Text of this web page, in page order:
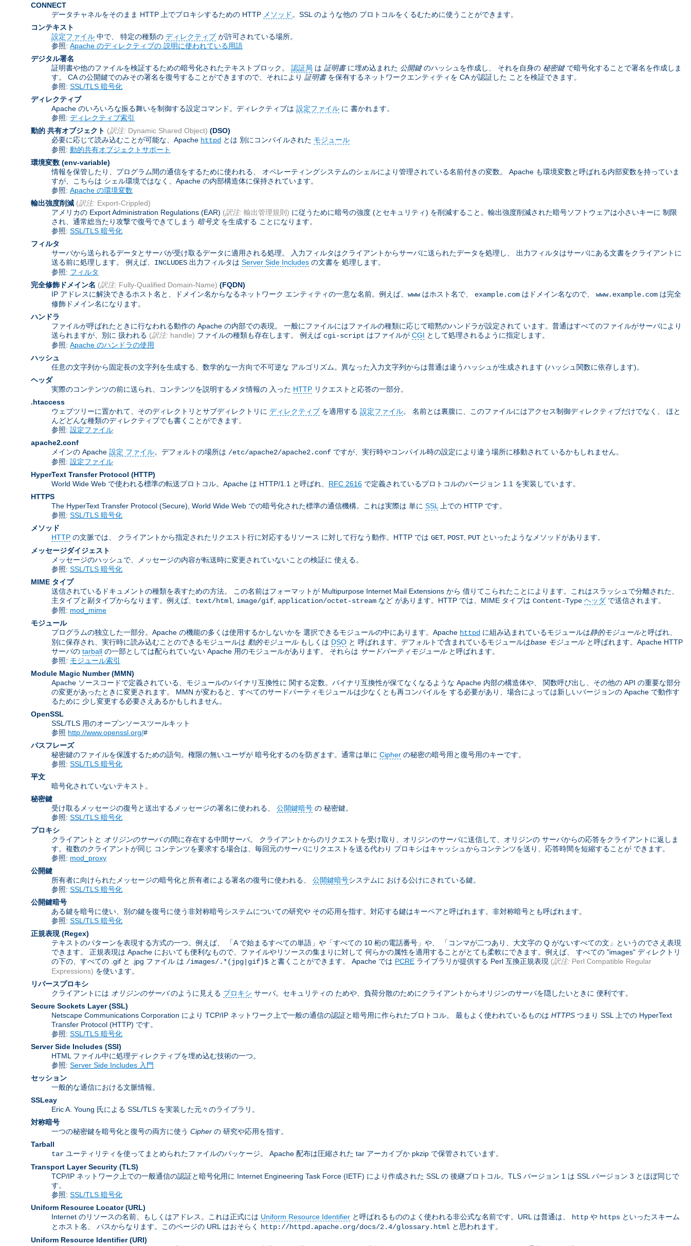
CONNECT
データチャネルをそのまま HTTP 上でプロキシするための HTTP メソッド 。SSL のような他の プロトコルをくるむために使うことができます。
コンテキスト
設定ファイル 中で、 特定の種類の ディレクティブ が許可されている場所。
参照: Apache のディレクティブの 説明に使われている用語
デジタル署名
証明書や他のファイルを検証するための暗号化されたテキストブロック。 認証局 は 証明書に埋め込まれた 公開鍵のハッシュを作成し、 それを自身の 秘密鍵で暗号化することで署名を作成しま
す。 CA の公開鍵でのみその署名を復号することができますので、それにより 証明書を保有するネットワークエンティティを CA が認証した ことを検証できます。
参照: SSL/TLS 暗号化
ディレクティブ
Apache のいろいろな振る舞いを制御する設定コマンド。ディレクティブは 設定ファイル に 書かれます。
参照: ディレクティブ索引
動的 共有オブジェクト (訳注: Dynamic Shared Object) (DSO)
必要に応じて読み込むことが可能な、Apache httpd とは 別にコンパイルされた モジュール
参照: 動的共有オブジェクトサポート
環境変数 (env-variable)
情報を保管したり、プログラム間の通信をするために使われる、 オペレーティングシステムのシェルにより管理されている名前付きの変数。 Apache も環境変数と呼ばれる内部変数を持っていま
すが、こちらは シェル環境ではなく、Apache の内部構造体に保持されています。
参照: Apache の環境変数
輸出強度削減 (訳注: Export-Crippled)
アメリカの Export Administration Regulations (EAR) (訳注: 輸出管理規則) に従うために暗号の強度 (とセキュリティ) を削減すること。輸出強度削減された暗号ソフトウェアは小さいキーに 制限
され、通常総当たり攻撃で復号できてしまう 暗号文を生成する ことになります。
参照: SSL/TLS 暗号化
フィルタ
サーバから送られるデータとサーバが受け取るデータに適用される処理。 入力フィルタはクライアントからサーバに送られたデータを処理し、 出力フィルタはサーバにある文書をクライアントに
送る前に処理します。 例えば、 INCLUDES 出力フィルタは Server Side Includes の文書を 処理します。
参照: フィルタ
完全修飾ドメイン名 (訳注: Fully-Qualified Domain-Name) (FQDN)
IP アドレスに解決できるホスト名と、ドメイン名からなるネットワーク エンティティの一意な名前。例えば、 wwwはホスト名で、 example.com はドメイン名なので、 www.example.com は完全
修飾ドメイン名になります。
ハンドラ
ファイルが呼ばれたときに行なわれる動作の Apache の内部での表現。 一般にファイルにはファイルの種類に応じて暗黙のハンドラが設定されて います。普通はすべてのファイルがサーバにより
送られますが、別に 扱われる (訳注: handle) ファイルの種類も存在します。 例えば cgi-script はファイルが CGI として処理されるように指定します。
参照: Apache のハンドラの使用
ハッシュ
任意の文字列から固定長の文字列を生成する、数学的な一方向で不可逆な アルゴリズム。異なった入力文字列からは普通は違うハッシュが生成されます (ハッシュ関数に依存します)。
ヘッダ
実際のコンテンツの前に送られ、コンテンツを説明するメタ情報の 入った HTTP リクエストと応答の一部分。
.htaccess
ウェブツリーに置かれて、そのディレクトリとサブディレクトリに ディレクティブ を適用する 設定ファイル。 名前とは裏腹に、このファイルにはアクセス制御ディレクティブだけでなく、 ほと
んどどんな種類のディレクティブでも書くことができます。
参照: 設定ファイル
apache2.conf
メインの Apache 設定 ファイル。デフォルトの場所は /etc/apache2/apache2.conf ですが、実行時やコンパイル時の設定により違う場所に移動されて いるかもしれません。
参照: 設定ファイル
HyperText Transfer Protocol (HTTP)
World Wide Web で使われる標準の転送プロトコル。Apache は HTTP/1.1 と呼ばれ、 RFC 2616 で定義されているプロトコルのバージョン 1.1 を実装しています。
HTTPS
The HyperText Transfer Protocol (Secure), World Wide Web での暗号化された標準の通信機構。これは実際は 単に SSL
上での HTTP です。
参照: SSL/TLS 暗号化
メソッド
HTTP の文脈では、 クライアントから指定されたリクエスト行に対応するリソース に対して行なう動作。HTTP では GET POST PUT といったようなメソッドがあります。
メッセージダイジェスト
メッセージのハッシュで、メッセージの内容が転送時に変更されていないことの検証に 使える。
参照: SSL/TLS 暗号化
MIME タイプ
送信されているドキュメントの種類を表すための方法。 この名前はフォーマットが Multipurpose Internet Mail Extensions から 借りてこられたことによります。これはスラッシュで分離された、
主タイプと副タイプからなります。例えば、 text/html image/gif application/octet-stream など があります。HTTP では、MIME タイプは Content-Type ヘッダ で送信されます。
参照: mod_mime
モジュール
プログラムの独立した一部分。Apache の機能の多くは使用するかしないかを 選択できるモジュールの中にあります。Apache httpd に組み込まれているモジュールは静的モジュールと呼ばれ、
別に保存され、実行時に読み込むことのできるモジュールは 動的モジュールもしくは DSO と 呼ばれます。デフォルトで含まれているモジュールはbase モジュールと呼ばれます。Apache HTTP
サーバの tarball の一部としては配られていない Apache 用のモジュールがあります。 それらは サードパーティモジュールと呼ばれます。
参照: モジュール索引
Module Magic Number(MMN)
Apache ソースコードで定義されている、モジュールのバイナリ互換性に 関する定数。バイナリ互換性が保てなくなるような Apache 内部の構造体や、 関数呼び出し、その他の API の重要な部分
の変更があったときに変更されます。 MMN が変わると、すべてのサードパーティモジュールは少なくとも再コンパイルを する必要があり、場合によっては新しいバージョンの Apache で動作す
るために 少し変更する必要さえあるかもしれません。
OpenSSL
SSL/TLS 用のオープンソースツールキット
参照 http://www.openssl.org/#
パスフレーズ
秘密鍵のファイルを保護するための語句。権限の無いユーザが 暗号化するのを防ぎます。通常は単に Cipher の秘密の暗号用と復号用のキーです。
参照: SSL/TLS 暗号化
平文
暗号化されていないテキスト。
秘密鍵
受け取るメッセージの復号と送出するメッセージの署名に使われる、 公開鍵暗号 の 秘密鍵。
参照: SSL/TLS 暗号化
プロキシ
クライアントと オリジンのサーバの間に存在する中間サーバ。 クライアントからのリクエストを受け取り、オリジンのサーバに送信して、オリジンの サーバからの応答をクライアントに返しま
す。複数のクライアントが同じ コンテンツを要求する場合は、毎回元のサーバにリクエストを送る代わり プロキシはキャッシュからコンテンツを送り、応答時間を短縮することが できます。
参照: mod_proxy
公開鍵
所有者に向けられたメッセージの暗号化と所有者による署名の復号に使われる、 公開鍵暗号システムに おける公けにされている鍵。
参照: SSL/TLS 暗号化
公開鍵暗号
ある鍵を暗号に使い、別の鍵を復号に使う非対称暗号システムについての研究や その応用を指す。対応する鍵はキーペアと呼ばれます。非対称暗号とも呼ばれます。
参照: SSL/TLS 暗号化
正規表現 (Regex)
テキストのパターンを表現する方式の一つ。例えば、 「A で始まるすべての単語」や「すべての 10 桁の電話番号」や、 「コンマが二つあり、大文字の Q がないすべての文」というのでさえ表現
できます。 正規表現は Apache においても便利なもので、ファイルやリソースの集まりに対して 何らかの属性を適用することがとても柔軟にできます。例えば、 すべての "images" ディレクトリ
の下の、すべての .gif と .jpg ファイル は /images/.*(jpg|gif)$ と書くことができます。 Apache では PCRE ライブラリが提供する Perl 互換正規表現 (訳注: Perl Compatible Regular
Expressions) を使います。
リバースプロキシ
クライアントには オリジンのサーバのように見える プロキシ サーバ。セキュリティの ためや、負荷分散のためにクライアントからオリジンのサーバを隠したいときに 便利です。
Secure Sockets Layer (SSL)
Netscape Communications Corporation により TCP/IP ネットワーク上で一般の通信の認証と暗号用に作られたプロトコル。 最もよく使われているものは HTTPS つまり SSL 上での HyperText
Transfer Protocol (HTTP) です。
参照: SSL/TLS 暗号化
Server Side Includes (SSI)
HTML ファイル中に処理ディレクティブを埋め込む技術の一つ。
参照: Server Side Includes 入門
セッション
一般的な通信における文脈情報。
SSLeay
Eric A. Young 氏による SSL/TLS を実装した元々のライブラリ。
対称暗号
一つの秘密鍵を暗号化と復号の両方に使う Cipher の 研究や応用を指す。
Tarball
tar ユーティリティを使ってまとめられたファイルのパッケージ。 Apache 配布は圧縮された tar アーカイブか pkzip で保管されています。
Transport Layer Security (TLS)
TCP/IP ネットワーク上での一般通信の認証と暗号化用に Internet Engineering Task Force (IETF) により作成された SSL の 後継プロトコル。TLS バージョン 1 は SSL バージョン 3 とほぼ同じで
す。
参照: SSL/TLS 暗号化
Uniform Resource Locator (URL)
Internet のリソースの名前、もしくはアドレス。これは正式には Uniform Resource Identifier と呼ばれるもののよく使われる非公式な名前です。URL は普通は、 http や https といったスキーム
とホスト名、 パスからなります。このページの URL はおそらく
http://httpd.apache.org/docs/2.4/glossary.html と思われます。
Uniform Resource Identifier (URI)